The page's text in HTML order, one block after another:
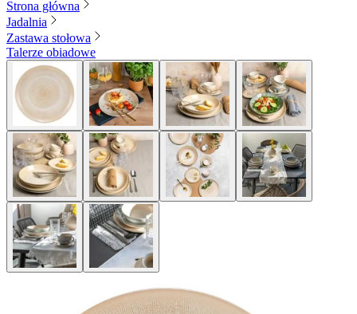
Strona główna
Jadalnia
Zastawa stołowa
Talerze obiadowe